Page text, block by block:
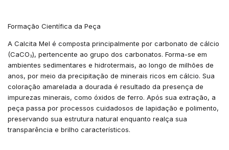
Formação Científica da Peça
A Calcita Mel é composta principalmente por carbonato de cálcio
(CaCO₃), pertencente ao grupo dos carbonatos. Forma-se em
ambientes sedimentares e hidrotermais, ao longo de milhões de
anos, por meio da precipitação de minerais ricos em cálcio. Sua
coloração amarelada a dourada é resultado da presença de
impurezas minerais, como óxidos de ferro. Após sua extração, a
peça passa por processos cuidadosos de lapidação e polimento,
preservando sua estrutura natural enquanto realça sua
transparência e brilho característicos.